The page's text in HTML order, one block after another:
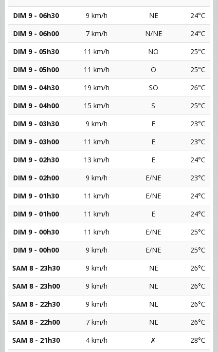
DIM 9 - 06h30
9 km/h NE
24°C
DIM 9 - 06h00
7 km/h N/NE
24°C
DIM 9 - 05h30
11 km/h NO
25°C
DIM 9 - 05h00
11 km/h O
25°C
DIM 9 - 04h30
19 km/h SO
26°C
DIM 9 - 04h00
15 km/h S
25°C
DIM 9 - 03h30
9 km/h E
23°C
DIM 9 - 03h00
11 km/h E
23°C
DIM 9 - 02h30
13 km/h E
24°C
DIM 9 - 02h00
9 km/h E/NE
23°C
DIM 9 - 01h30
11 km/h E/NE
24°C
DIM 9 - 01h00
11 km/h E
24°C
DIM 9 - 00h30
11 km/h E/NE
25°C
DIM 9 - 00h00
9 km/h E/NE
25°C
SAM 8 - 23h30
9 km/h NE
26°C
SAM 8 - 23h00
9 km/h NE
26°C
SAM 8 - 22h30
9 km/h NE
26°C
SAM 8 - 22h00
7 km/h NE
26°C
SAM 8 - 21h30
4 km/h ✗
28°C